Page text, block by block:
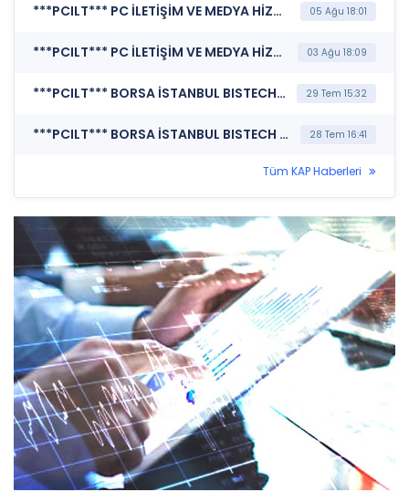
***PCILT*** PC İLETİŞİM VE MEDYA HİZMETLERİ SANAYİ TİCARET A.Ş. (Genel Kurul İşlemlerine İlişkin Bildirim) 05 Ağu 18:01
***PCILT*** PC İLETİŞİM VE MEDYA HİZMETLERİ SANAYİ TİCARET A.Ş. (Yeni İş İlişkisi) 03 Ağu 18:09
***PCILT*** BORSA İSTANBUL BISTECH DEVRE KESİCİ UYGULAMASI (Pay Bazında Devre Kesici Bildirimi) 29 Tem 15:32
***PCILT*** BORSA İSTANBUL BISTECH DEVRE KESİCİ UYGULAMASI (Pay Bazında Devre Kesici Bildirimi) 28 Tem 16:41
Tüm KAP Haberleri